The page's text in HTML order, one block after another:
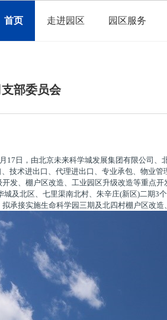
首页 走进园区 园区服务
部委员会
17日，由北京未来科学城发展集团有限公司
技术进出口、代理进出口、专业承包、物业管
发、棚户区改造、工业园区升级改造等重点
及北区、七里渠南北村、朱辛庄(新区)二期
拟承接实施生命科学园三期及北四村棚户区改